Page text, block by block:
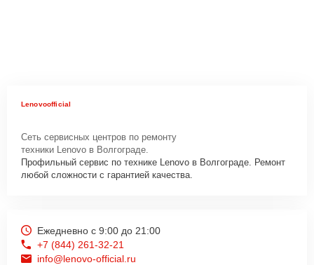
Lenovoofficial
Сеть сервисных центров по ремонту
техники Lenovo в Волгограде.
Профильный сервис по технике Lenovo в Волгограде. Ремонт
любой сложности с гарантией качества.
Ежедневно с 9:00 до 21:00
+7 (844) 261-32-21
info@lenovo-official.ru